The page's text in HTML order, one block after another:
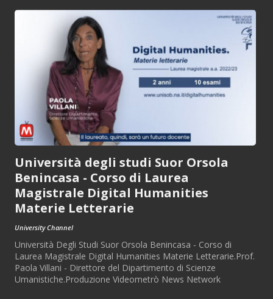
Università degli studi Suor Orsola
Benincasa - Corso di Laurea
Magistrale Digital Humanities
Materie Letterarie
University Channel
Università Degli Studi Suor Orsola Benincasa - Corso di
Laurea Magistrale Digital Humanities Materie Letterarie.Prof.
Paola Villani - Direttore del Dipartimento di Scienze
Umanistiche.Produzione Videometrò News Network